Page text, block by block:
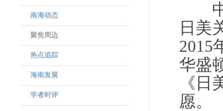
南海动态
聚焦周边
热点追踪
海南发展
学者时评
中
日美
2015
华盛
《
愿。